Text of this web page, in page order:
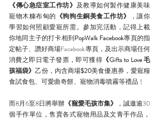
《傳心急症室工作坊》 及教導如何製作健康美味
寵物木糠布甸的 《狗狗生銅美食工作坊》
，讓你
學習如何照顧愛寵所需。參加完活動，記得上載
你地同主子的打卡相到PopWalk Facebook專頁的指
定帖子、讚好商場Facebook專頁，及出示商場任何
消費之即日電子發票，即可獲得 《Gifts to Love 毛
孩福袋》乙份，內含商場$20美食優惠券，愛寵糧
食試食包、可愛曲奇餅、寵物消毒噴霧等禮品﹗
而8月6至8日將舉辦 《寵愛毛孩市集》
，誠邀逾30
個手作單位，售賣各式寵物用品及文青手作品，